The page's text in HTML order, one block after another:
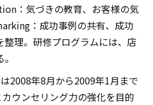
：気づきの教育、お客様の気
：成功事例の共有、成功
整理。研修プログラムには、店
2008年8月から2009年1月まで
ウンセリング力の強化を目的